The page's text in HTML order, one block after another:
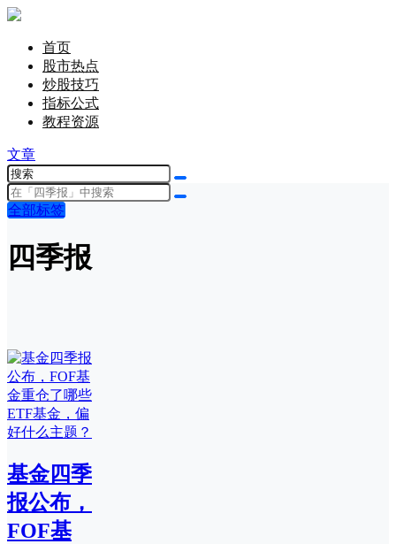
首页
股市热点
炒股技巧
指标公式
教程资源
文章
全部标签
四季报
基金四季
报公布，
FOF基